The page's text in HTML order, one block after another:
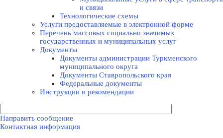
и связи
Технологические схемы
Услуги предоставляемые в электронной форме
Перечень массовых социально значимых
государственных и муниципальных услуг
Документы
Документы администрации Туркменского
муниципального округа
Документы Ставропольского края
Федеральные документы
Инструкции и рекомендации
Направить сообщение
Контактная информация